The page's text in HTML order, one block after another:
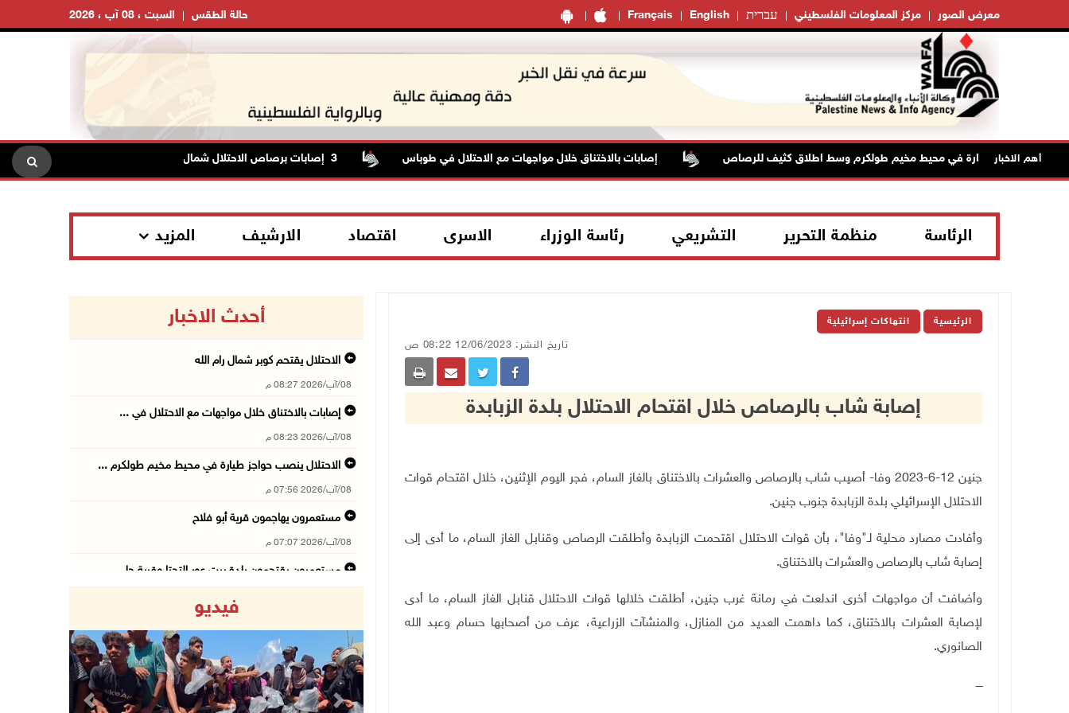
Français English עברית مركز المعلومات الفلسطيني معرض الصور السبت ، 08 آب ، 2026 حالة الطقس
أهم الاخبار
ينصب حواجز طيارة في محيط مخيم طولكرم وسط اطلاق كثيف للرصاص إصابات بالاختناق خلال مواجهات مع الاحتلال في طوباس الاحتلال ينصب
الرئاسة منظمة التحرير التشريعي رئاسة الوزراء الاسرى اقتصاد الارشيف المزيد
الرئيسية انتهاكات إسرائيلية
تاريخ النشر: 12/06/2023 08:22 ص
إصابة شاب بالرصاص خلال اقتحام الاحتلال بلدة الزبابدة
جنين 12-6-2023 وفا- أصيب شاب بالرصاص والعشرات بالاختناق بالغاز السام، فجر اليوم الإثنين، خلال اقتحام قوات
الاحتلال الإسرائيلي بلدة الزبابدة جنوب جنين.
وأفادت مصارد محلية لـ"وفا"، بأن قوات الاحتلال اقتحمت الزبابدة وأطلقت الرصاص وقنابل الغاز السام، ما أدى إلى
إصابة شاب بالرصاص والعشرات بالاختناق.
وأضافت أن مواجهات أخرى اندلعت في رمانة غرب جنين، أطلقت خلالها قوات الاحتلال قنابل الغاز السام، ما أدى
لإصابة العشرات بالاختناق، كماداهمت العديد من المنازل، والمنشآت الزراعية، عرف من أصحابها حسام وعبد الله
الصانوري.
ــــ
أحدث الاخبار
الاحتلال يقتحم كوبر شمال رام الله
08/آب/2026 08:27 م
إصابات بالاختناق خلال مواجهات مع الاحتلال في ...
08/آب/2026 08:23 م
الاحتلال ينصب حواجز طيارة في محيط مخيم طولكرم ...
08/آب/2026 07:56 م
مستعمرون يهاجمون قرية أبو فلاح
08/آب/2026 07:07 م
مستعمرون يقتحمون بلدة بيت عور التحتا وقرية جل ...
08/آب/2026 06:25 م
شعراء غزة يوثقون النزوح والفقد بقصائد من الخي ...
08/آب/2026 06:23 م
فيديو
Previous Next